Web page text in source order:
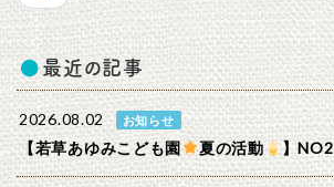
最近の記事
2026.08.02 お知らせ
【若草あゆみこども園 夏の活動 】NO2